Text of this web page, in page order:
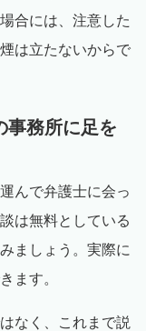
合には、注意した
は立たないからで
事務所に足を
んで弁護士に会っ
は無料としている
ましょう。実際に
ます。
なく、これまで説